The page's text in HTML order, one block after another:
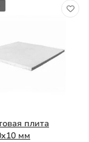
плита
мм